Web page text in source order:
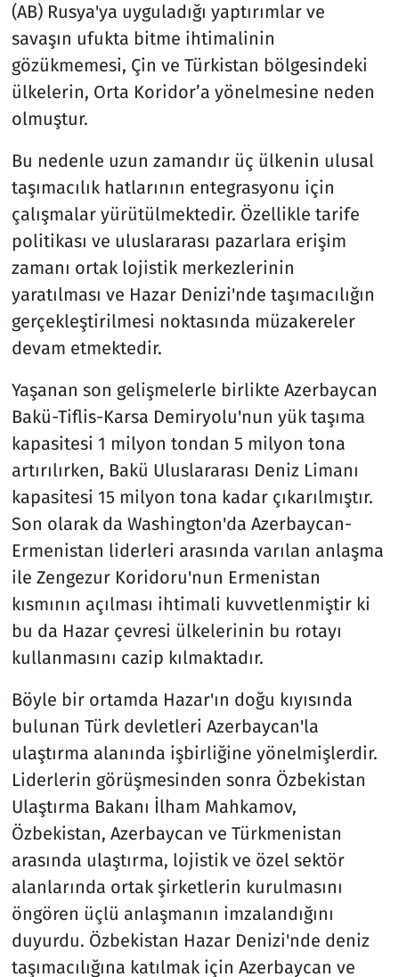
(AB) Rusya'ya uyguladığı yaptırımlar ve
savaşın ufukta bitme ihtimalinin
gözükmemesi, Çin ve Türkistan bölgesindeki
ülkelerin, Orta Koridor’a yönelmesine neden
olmuştur.
Bu nedenle uzun zamandır üç ülkenin ulusal
taşımacılık hatlarının entegrasyonu için
çalışmalar yürütülmektedir. Özellikle tarife
politikası ve uluslararası pazarlara erişim
zamanı ortak lojistik merkezlerinin
yaratılması ve Hazar Denizi'nde taşımacılığın
gerçekleştirilmesi noktasında müzakereler
devam etmektedir.
Yaşanan son gelişmelerle birlikte Azerbaycan
Bakü-Tiflis-Karsa Demiryolu'nun yük taşıma
kapasitesi 1 milyon tondan 5 milyon tona
artırılırken, Bakü Uluslararası Deniz Limanı
kapasitesi 15 milyon tona kadar çıkarılmıştır.
Son olarak da Washington'da Azerbaycan-
Ermenistan liderleri arasında varılan anlaşma
ile Zengezur Koridoru'nun Ermenistan
kısmının açılması ihtimali kuvvetlenmiştir ki
bu da Hazar çevresi ülkelerinin bu rotayı
kullanmasını cazip kılmaktadır.
Böyle bir ortamda Hazar'ın doğu kıyısında
bulunan Türk devletleri Azerbaycan'la
ulaştırma alanında işbirliğine yönelmişlerdir.
Liderlerin görüşmesinden sonra Özbekistan
Ulaştırma Bakanı İlham Mahkamov,
Özbekistan, Azerbaycan ve Türkmenistan
arasında ulaştırma, lojistik ve özel sektör
alanlarında ortak şirketlerin kurulmasını
öngören üçlü anlaşmanın imzalandığını
duyurdu. Özbekistan Hazar Denizi'nde deniz
taşımacılığına katılmak için Azerbaycan ve